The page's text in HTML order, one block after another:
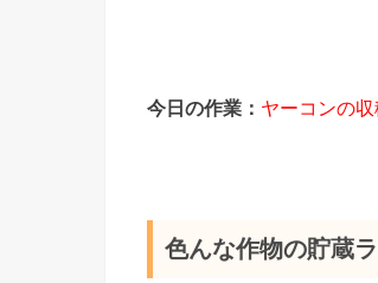
今日の作業： ヤーコンの
色んな作物の貯蔵